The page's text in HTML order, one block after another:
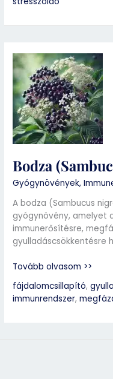
Bodza
Gyógynövények,
A bodza (Sambucus
gyógynövény, amelyet
immunerősítésre,
gyulladáscsökkentésre
Bodza
(Sambucus
nigra)
Tovább olvasom >>
fájdalomcsillapító,
immunrendszer,